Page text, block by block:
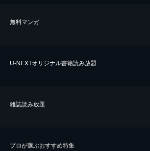
無料マンガ
U-NEXTオリジナル書籍読み放題
雑誌読み放題
プロが選ぶおすすめ特集